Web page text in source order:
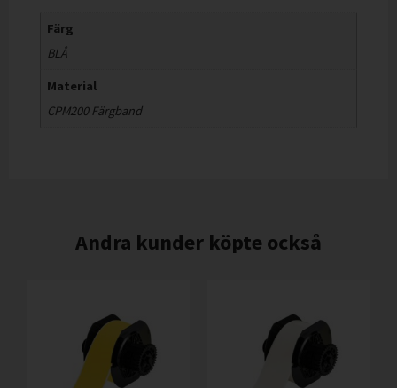
Färg
BLÅ
Material
CPM200 Färgband
Andra kunder köpte också